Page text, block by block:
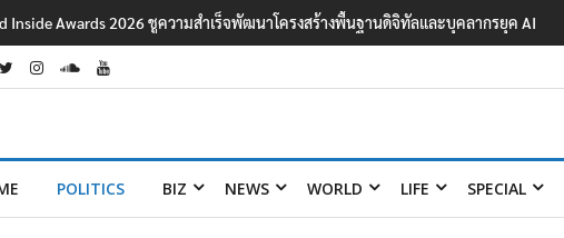
Inside Awards 2026 ชูความสำเร็จพัฒนาโครงสร้างพื้นฐานดิจิทัลและบุคลากรยุค AI
POLITICS BIZ NEWS WORLD LIFE SPECIAL